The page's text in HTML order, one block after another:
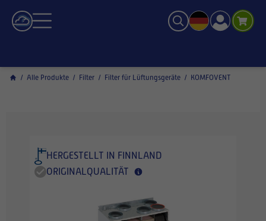
/ Alle Produkte / Filter / Filter für Lüftungsgeräte / KOMFOVENT
HERGESTELLT IN FINNLAND
ORIGINALQUALITÄT